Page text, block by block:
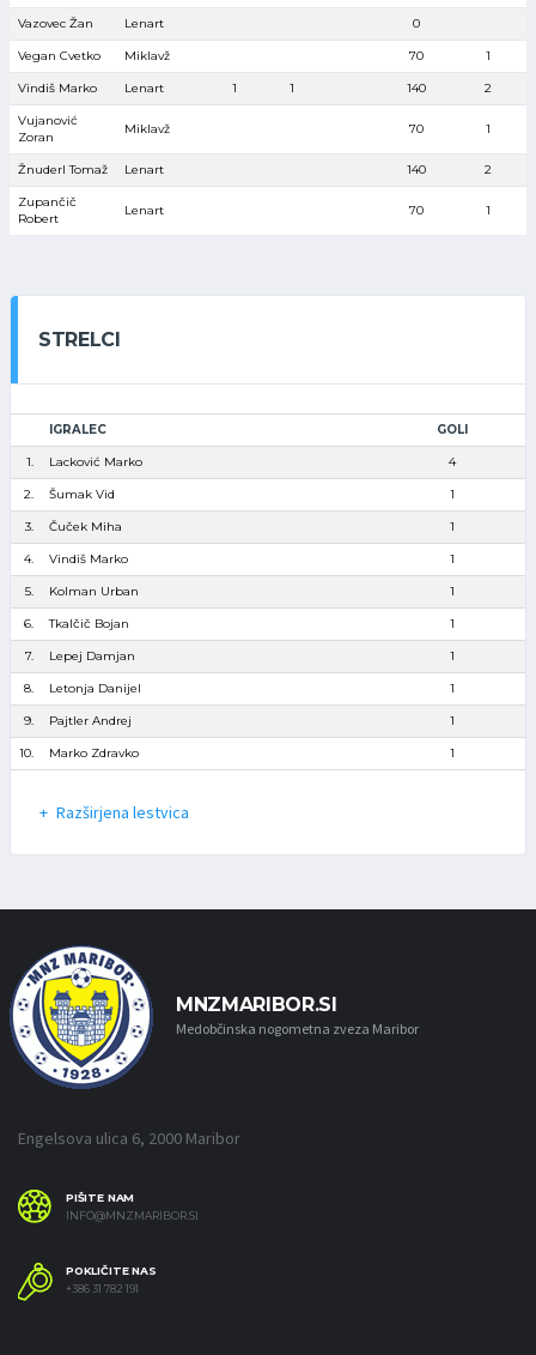
Vazovec Žan Lenart 0
Vegan Cvetko Miklavž 70 1
Vindiš Marko Lenart 1 1 140 2
Vujanović
Zoran
Miklavž 70 1
Žnuderl Tomaž Lenart 140 2
Zupančič
Robert
Lenart 70 1
STRELCI
IGRALEC GOLI
1. Lacković Marko 4
2. Šumak Vid 1
3. Čuček Miha 1
4. Vindiš Marko 1
5. Kolman Urban 1
6. Tkalčič Bojan 1
7. Lepej Damjan 1
8. Letonja Danijel 1
9. Pajtler Andrej 1
10. Marko Zdravko 1
Razširjena lestvica
MNZMARIBOR.SI
Medobčinska nogometna zveza Maribor
Engelsova ulica 6, 2000 Maribor
PIŠITE NAM
INFO@MNZMARIBOR.SI
POKLIČITE NAS
+386 31 782 191